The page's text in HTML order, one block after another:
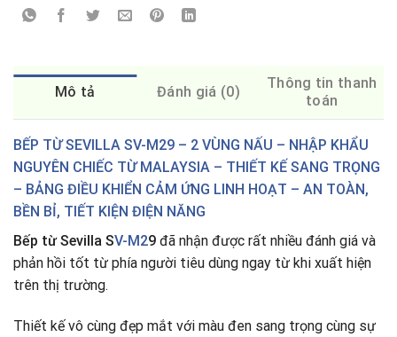
Mô tả Đánh giá (0)
Thông tin thanh
toán
BẾP TỪ SEVILLA SV-M29 – 2 VÙNG NẤU – NHẬP KHẨU
NGUYÊN CHIẾC TỪ MALAYSIA – THIẾT KẾ SANG TRỌNG
– BẢNG ĐIỀU KHIỂN CẢM ỨNG LINH HOẠT – AN TOÀN,
BỀN BỈ, TIẾT KIỆN ĐIỆN NĂNG
Bếp từ Sevilla SV-M29 đã nhận được rất nhiều đánh giá và
phản hồi tốt từ phía người tiêu dùng ngay từ khi xuất hiện
trên thị trường.
Thiết kế vô cùng đẹp mắt với màu đen sang trọng cùng sự